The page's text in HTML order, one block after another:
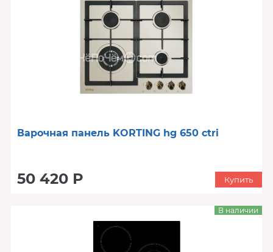
Варочная панель KORTING hg 650 ctri
50 420 Р Купить
В наличии